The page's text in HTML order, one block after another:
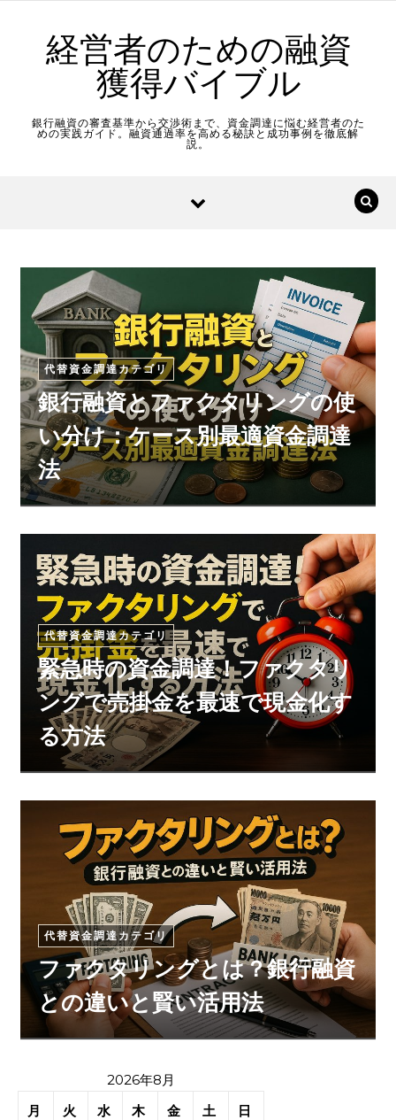
経営者のための融資
獲得バイブル
銀行融資の審査基準から交渉術まで、資金調達に悩む経営者のた
めの実践ガイド。融資通過率を高める秘訣と成功事例を徹底解
説。
代替資金調達カテゴリ
銀行融資とファクタリングの使
い分け：ケース別最適資金調達
法
代替資金調達カテゴリ
緊急時の資金調達！ファクタリ
ングで売掛金を最速で現金化す
る方法
代替資金調達カテゴリ
ファクタリングとは？銀行融資
との違いと賢い活用法
2026年8月
月
火 水 木 金 土 日